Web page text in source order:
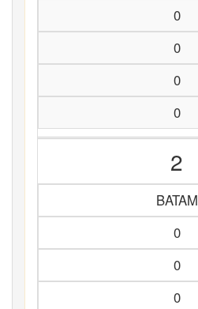
0
0
0
0
2
BATAM
0
0
0